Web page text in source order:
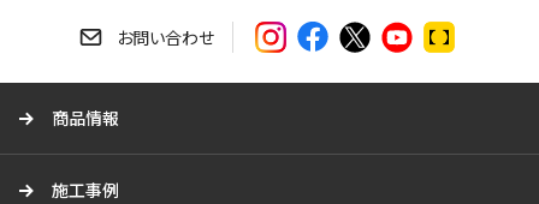
お問い合わせ
商品情報
施工事例